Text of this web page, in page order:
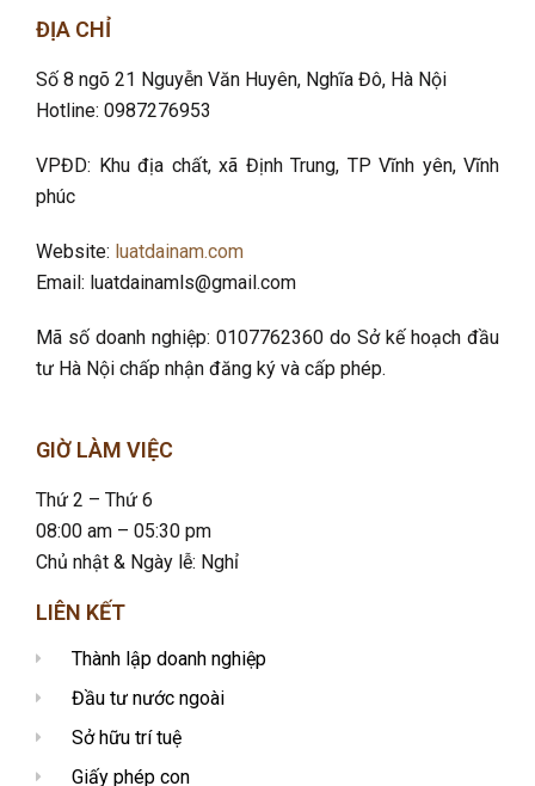
ĐỊA CHỈ
Số 8 ngõ 21 Nguyễn Văn Huyên, Nghĩa Đô, Hà Nội
Hotline: 0987276953
VPĐD: Khu địa chất, xã Định Trung, TP Vĩnh yên, Vĩnh
phúc
Website: luatdainam.com
Email: luatdainamls@gmail.com
Mã số doanh nghiệp: 0107762360 do Sở kế hoạch đầu
tư Hà Nội chấp nhận đăng ký và cấp phép.
GIỜ LÀM VIỆC
Thứ 2 – Thứ 6
08:00 am – 05:30 pm
Chủ nhật & Ngày lễ: Nghỉ
LIÊN KẾT
Thành lập doanh nghiệp
Đầu tư nước ngoài
Sở hữu trí tuệ
Giấy phép con